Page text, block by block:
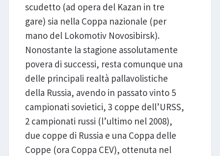
scudetto (ad opera del Kazan in tre
gare) sia nella Coppa nazionale (per
mano del Lokomotiv Novosibirsk).
Nonostante la stagione assolutamente
povera di successi, resta comunque una
delle principali realtà pallavolistiche
della Russia, avendo in passato vinto 5
campionati sovietici, 3 coppe dell’URSS,
2 campionati russi (l’ultimo nel 2008),
due coppe di Russia e una Coppa delle
Coppe (ora Coppa CEV), ottenuta nel